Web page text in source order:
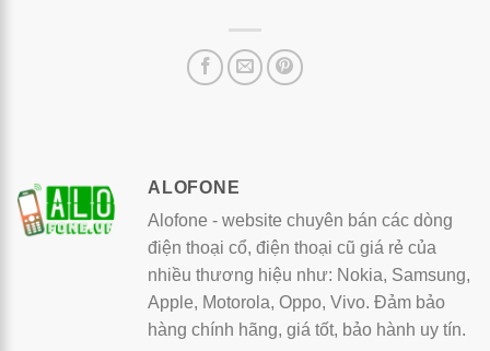
ALOFONE
Alofone - website chuyên bán các dòng
điện thoại cổ, điện thoại cũ giá rẻ của
nhiều thương hiệu như: Nokia, Samsung,
Apple, Motorola, Oppo, Vivo. Đảm bảo
hàng chính hãng, giá tốt, bảo hành uy tín.